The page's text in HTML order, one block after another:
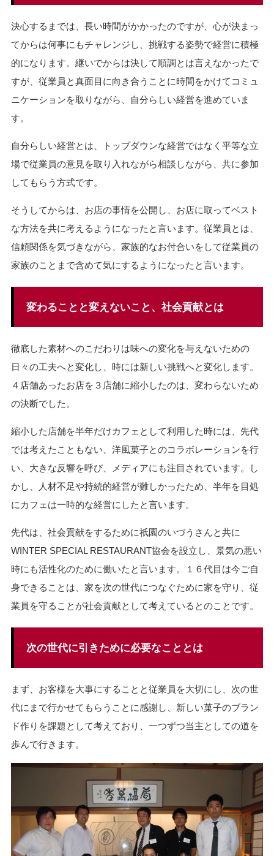
決心するまでは、長い時間がかかったのですが、心が決まっ
てからは何事にもチャレンジし、挑戦する姿勢で経営に積極
的になります。継いでからは決して順調とは言えなかったで
すが、従業員と真面目に向き合うことに時間をかけてコミュ
ニケーションを取りながら、自分らしい経営を進めていま
す。
自分らしい経営とは、トップダウンな経営ではなく平等な立
場で従業員の意見を取り入れながら相談しながら、共に参加
してもらう方式です。
そうしてからは、お店の事情を公開し、お店に取ってベスト
な方法を共に考えるようになったと言います。従業員とは、
信頼関係を気づきながら、家族的なお付合いをして従業員の
家族のことまで含めて気にするようになったと言います。
変わることと変えないこと、社会貢献とは
徹底した素材へのこだわりは味への変化を与えないための
日々の工夫へと変化し、時には新しい挑戦へと変化します。
４店舗あったお店を３店舗に縮小したのは、変わらないため
の決断でした。
縮小した店舗を半年だけカフェとして利用した時には、先代
では考えたこともない、洋風菓子とのコラボレーションを行
い、大きな反響を呼び、メディアにも注目されています。し
かし、人材不足や持続的経営が難しかったため、半年を目処
にカフェは一時的な経営にしたと言います。
先代は、社会貢献をするために祇園のいづうさんと共に
WINTER SPECIAL RESTAURANT協会を設立し、景気の悪い
時にも活性化のために働いたと言います。１６代目は今ご自
身できることは、家を次の世代につなぐために家を守り、従
業員を守ることが社会貢献として考えているとのことです。
次の世代に引きために必要なこととは
まず、お客様を大事にすることと従業員を大切にし、次の世
代にまで行かせてもらうことに感謝し、新しい菓子のブラン
ド作りを課題として考えており、一つずつ当主としての道を
歩んで行きます。